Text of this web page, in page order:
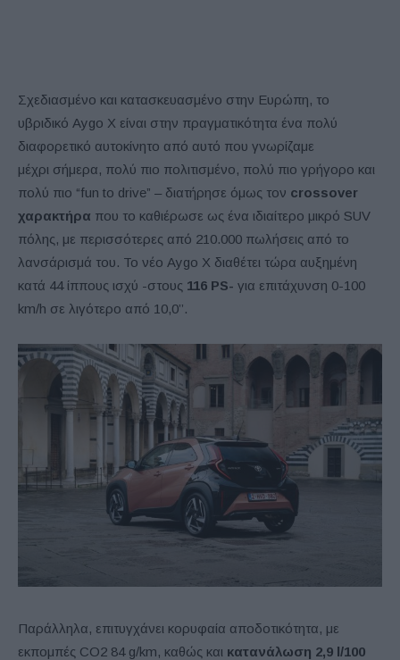
Σχεδιασμένο και κατασκευασμένο στην Ευρώπη, το
υβριδικό Aygo X είναι στην πραγματικότητα ένα πολύ
διαφορετικό αυτοκίνητο από αυτό που γνωρίζαμε
μέχρι σήμερα, πολύ πιο πολιτισμένο, πολύ πιο γρήγορο και
πολύ πιο “fun to drive” – διατήρησε όμως τον crossover
χαρακτήρα που το καθιέρωσε ως ένα ιδιαίτερο μικρό SUV
πόλης, με περισσότερες από 210.000 πωλήσεις από το
λανσάρισμά του. Το νέο Aygo X διαθέτει τώρα αυξημένη
κατά 44 ίππους ισχύ -στους 116 PS- για επιτάχυνση 0-100
km/h σε λιγότερο από 10,0’’.
Παράλληλα, επιτυγχάνει κορυφαία αποδοτικότητα, με
εκπομπές CO2 84 g/km, καθώς και κατανάλωση 2,9 l/100